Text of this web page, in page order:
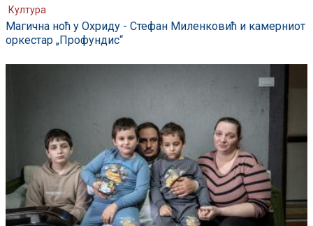
Култура
Магична ноћ у Охриду - Стефан Миленковић и камерниот
оркестар „Профундис“